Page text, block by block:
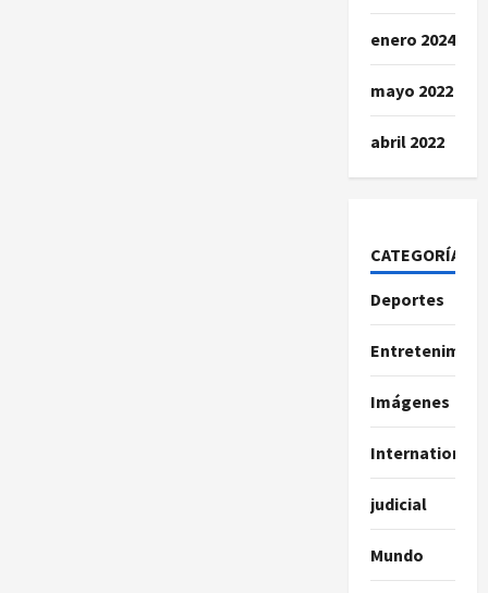
enero 2024
mayo 2022
abril 2022
CATEGORÍAS
Deportes
Imágenes
International
judicial
Mundo